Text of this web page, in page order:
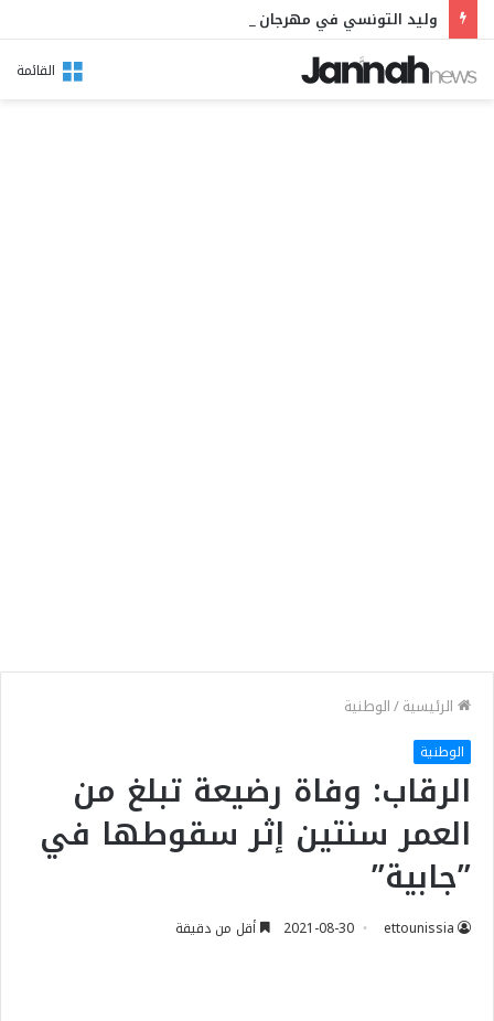
القائمة
الرئيسية/الوطنية
الوطنية
الرقاب: وفاة رضيعة تبلغ من
العمر سنتين إثر سقوطها في
”جابية”
ettounissia
2021-08-30 أقل من دقيقة